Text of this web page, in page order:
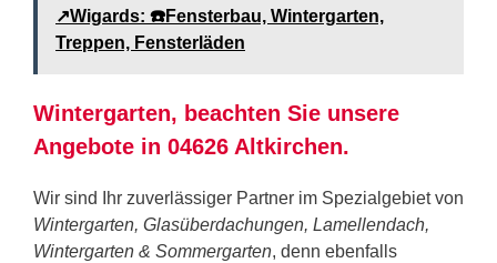
↗️Wigards: ☎️Fensterbau, Wintergarten,
Treppen, Fensterläden
Wintergarten, beachten Sie unsere
Angebote in 04626 Altkirchen.
Wir sind Ihr zuverlässiger Partner im Spezialgebiet von
Wintergarten, Glasüberdachungen, Lamellendach,
Wintergarten & Sommergarten, denn ebenfalls